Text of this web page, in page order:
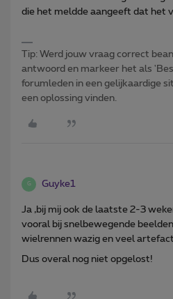
die het meldde aangeeft dat het
Tip: Werd jouw vraag correct
antwoord en markeer het als
forumleden in een gelijkaardige
een oplossing vinden.
G Guyke1
Ja ,bij mij ook de laatste 2-3
vooral bij snelbewegende
wielrennen wazig en veel
Dus overal nog niet opgelost!